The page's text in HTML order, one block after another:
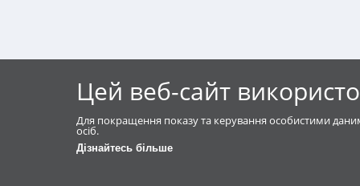
Цей веб-сайт
Для покращення показу та керування особистими
осіб.
Дізнайтесь більше